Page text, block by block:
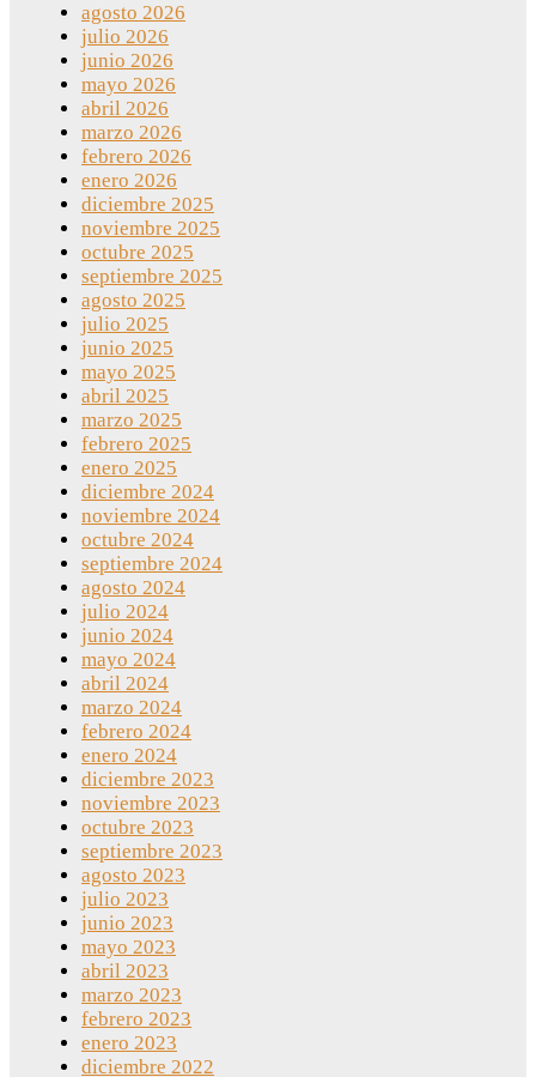
agosto 2026
julio 2026
junio 2026
mayo 2026
abril 2026
marzo 2026
febrero 2026
enero 2026
diciembre 2025
noviembre 2025
octubre 2025
septiembre 2025
agosto 2025
julio 2025
junio 2025
mayo 2025
abril 2025
marzo 2025
febrero 2025
enero 2025
diciembre 2024
noviembre 2024
octubre 2024
septiembre 2024
agosto 2024
julio 2024
junio 2024
mayo 2024
abril 2024
marzo 2024
febrero 2024
enero 2024
diciembre 2023
noviembre 2023
octubre 2023
septiembre 2023
agosto 2023
julio 2023
junio 2023
mayo 2023
abril 2023
marzo 2023
febrero 2023
enero 2023
diciembre 2022